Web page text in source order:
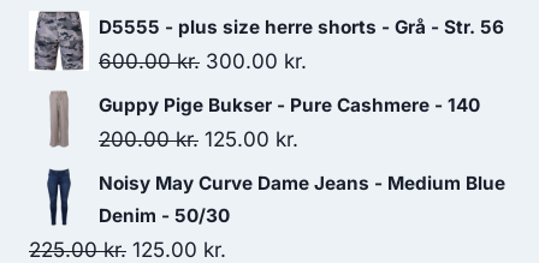
price
was:
price
is:
D5555 - plus size herre shorts - Grå - Str. 56
600.00kr. Original
price
was:
300.00 kr.
price
Guppy Pige Bukser - Pure Cashmere - 140
200.00kr. Original
price
was:
200.00 kr..
125.00 kr.
price
Noisy May Curve Dame Jeans - Medium Blue
Denim - 50/30
225.00kr. Original
125.00 kr.